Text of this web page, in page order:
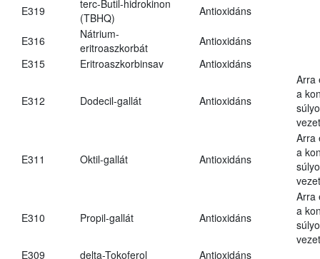
E319
terc-Butil-hidrokinon
(TBHQ)
Antioxidáns
E316
Nátrium-
eritroaszkorbát
Antioxidáns
E315
Eritroaszkorbinsav Antioxidáns
E312 Dodecil-gallát Antioxidáns
Arra
a
E311 Oktil-gallát Antioxidáns
Arra
a
E310 Propil-gallát Antioxidáns
Arra
a
E309
delta-Tokoferol
Antioxidáns